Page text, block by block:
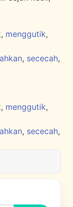
, menggutik,
, sececah,
, menggutik,
, sececah,